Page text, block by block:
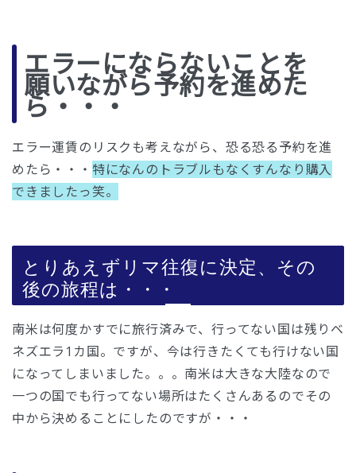
エラーにならないことを
願いながら予約を進めた
ら・・・
エラー運賃のリスクも考えながら、恐る恐る予約を進
めたら・・・ 特になんのトラブルもなくすんなり購入
できましたっ笑。
とりあえずリマ往復に決定、その
後の旅程は・・・
南米は何度かすでに旅行済みで、行ってない国は残りベ
ネズエラ1カ国。ですが、今は行きたくても行けない国
になってしまいました。。。南米は大きな大陸なので
一つの国でも行ってない場所はたくさんあるのでその
中から決めることにしたのですが・・・